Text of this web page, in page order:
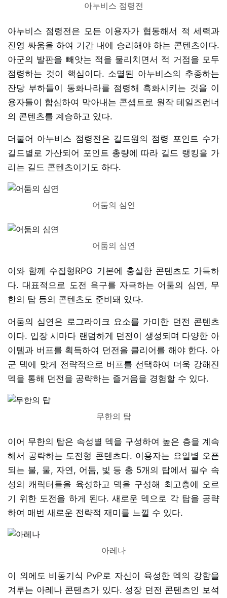
아누비스 점령전
아누비스 점령전은 모든 이용자가 협동해서 적 세력과
진영 싸움을 하여 기간 내에 승리해야 하는 콘텐츠이다.
아군의 발판을 빼앗는 적을 물리치면서 적 거점을 모두
점령하는 것이 핵심이다. 소멸된 아누비스의 추종하는
잔당 부하들이 동화나라를 점령해 흑화시키는 것을 이
용자들이 합심하여 막아내는 콘셉트로 원작 테일즈런너
의 콘텐츠를 계승하고 있다.
더불어 아누비스 점령전은 길드원의 점령 포인트 수가
길드별로 가산되어 포인트 총량에 따라 길드 랭킹을 가
리는 길드 콘텐츠이기도 하다.
어둠의 심연
어둠의 심연
이와 함께 수집형RPG 기본에 충실한 콘텐츠도 가득하
다. 대표적으로 도전 욕구를 자극하는 어둠의 심연, 무
한의 탑 등의 콘텐츠도 준비돼 있다.
어둠의 심연은 로그라이크 요소를 가미한 던전 콘텐츠
이다. 입장 시마다 랜덤하게 던전이 생성되며 다양한 아
이템과 버프를 획득하여 던전을 클리어를 해야 한다. 아
군 덱에 맞게 전략적으로 버프를 선택하여 더욱 강해진
덱을 통해 던전을 공략하는 즐거움을 경험할 수 있다.
무한의 탑
이어 무한의 탑은 속성별 덱을 구성하여 높은 층을 계속
해서 공략하는 도전형 콘텐츠다. 이용자는 요일별 오픈
되는 불, 물, 자연, 어둠, 빛 등 총 5개의 탑에서 필수 속
성의 캐릭터들을 육성하고 덱을 구성해 최고층에 오르
기 위한 도전을 하게 된다. 새로운 덱으로 각 탑을 공략
하여 매번 새로운 전략적 재미를 느낄 수 있다.
아레나
이 외에도 비동기식 PvP로 자신이 육성한 덱의 강함을
겨루는 아레나 콘텐츠가 있다. 성장 던전 콘텐츠인 보석